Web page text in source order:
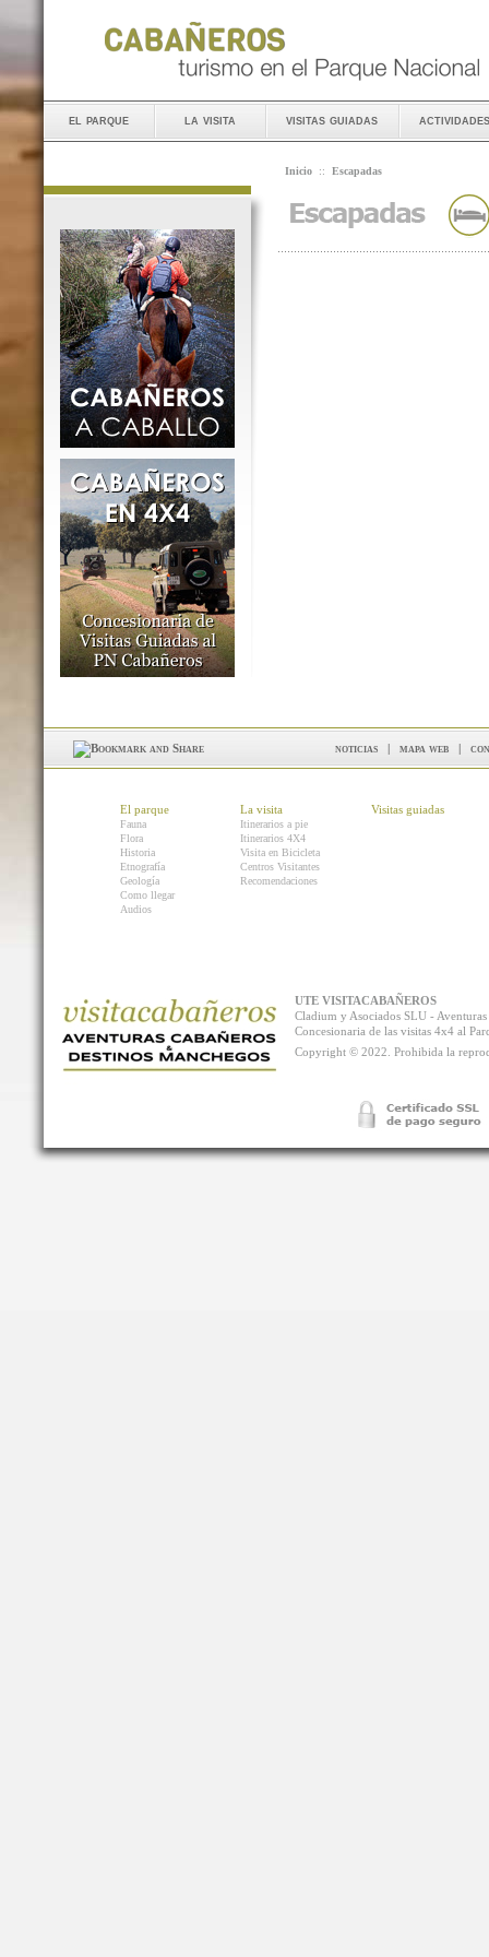
el parque la visita visitas guiadas actividades
Inicio :: Escapadas
noticias | mapa web |
El parque
Fauna
Flora
Historia
Etnografía
Geología
Como llegar
Audios
La visita
Itinerarios a pie
Itinerarios 4X4
Visita en Bicicleta
Centros Visitantes
Recomendaciones
Visitas guiadas
UTE VISITACABAÑEROS
Cladium y Asociados SLU -
Concesionaria de las visitas 4x4 al
Copyright © 2022. Prohibida la